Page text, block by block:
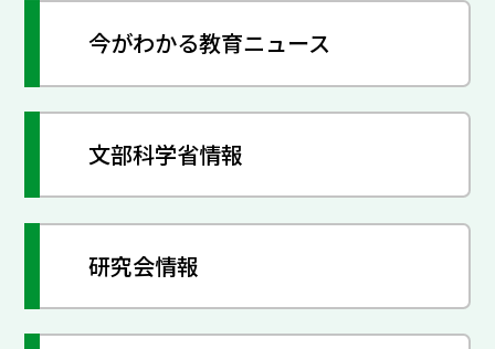
今がわかる教育ニュース
文部科学省情報
研究会情報